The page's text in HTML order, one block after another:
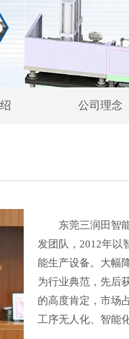
公司理念
东莞三润田智能
发团队，2012年以
能生产设备。大幅
为行业典范，先后
的高度肯定，市场
工序无人化、智能